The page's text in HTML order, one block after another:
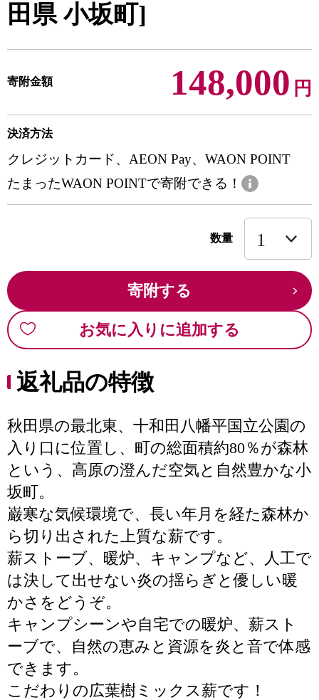
田県 小坂町]
寄附金額 148,000 円
決済方法
クレジットカード、AEON Pay、WAON POINT
たまったWAON POINTで寄附できる！
数量
寄附する
お気に入りに追加する
返礼品の特徴
秋田県の最北東、十和田八幡平国立公園の
入り口に位置し、町の総面積約80％が森林
という、高原の澄んだ空気と自然豊かな小
坂町。
巌寒な気候環境で、長い年月を経た森林か
ら切り出された上質な薪です。
薪ストーブ、暖炉、キャンプなど、人工で
は決して出せない炎の揺らぎと優しい暖
かさをどうぞ。
キャンプシーンや自宅での暖炉、薪スト
ーブで、自然の恵みと資源を炎と音で体感
できます。
こだわりの広葉樹ミックス薪です！